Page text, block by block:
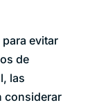
evitar
de
las
considerar